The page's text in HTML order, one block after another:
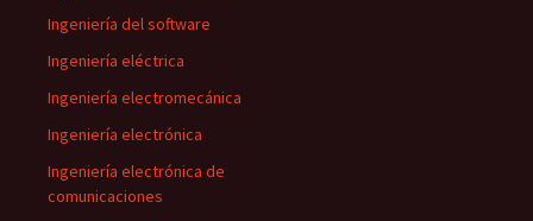
Ingeniería del software
Ingeniería eléctrica
Ingeniería electromecánica
Ingeniería electrónica
Ingeniería electrónica de
comunicaciones